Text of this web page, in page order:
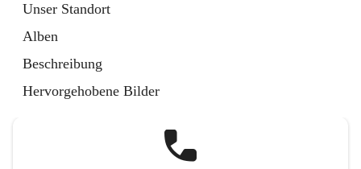
Unser Standort
Alben
Beschreibung
Hervorgehobene Bilder